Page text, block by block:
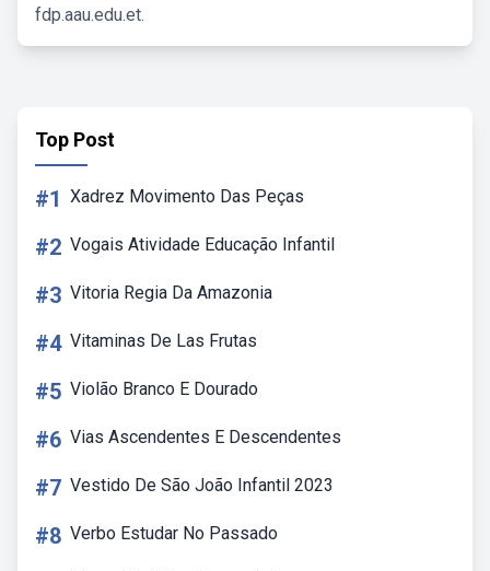
fdp.aau.edu.et.
Top Post
#1 Xadrez Movimento Das Peças
#2 Vogais Atividade Educação Infantil
#3 Vitoria Regia Da Amazonia
#4 Vitaminas De Las Frutas
#5 Violão Branco E Dourado
#6 Vias Ascendentes E Descendentes
#7 Vestido De São João Infantil 2023
#8 Verbo Estudar No Passado